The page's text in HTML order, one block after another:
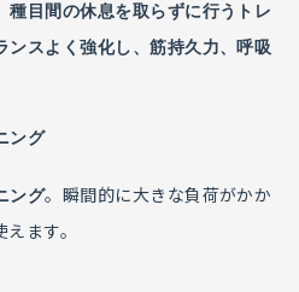
種目間の休息を取らずに行うトレ
ンスよく強化し、筋持久力、呼吸
ング
ング。瞬間的に大きな負荷がかか
ます。